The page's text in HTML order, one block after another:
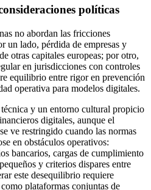
políticas
no abordan las fricciones
un lado, pérdida de empresas y
otras capitales europeas; por otro,
en jurisdicciones con controles
equilibrio entre rigor en prevención
operativa para modelos digitales.
y un entorno cultural propicio
digitales, aunque el
ve restringido cuando las normas
en obstáculos operativos:
bancarios, cargas de cumplimiento
y criterios dispares entre
este desequilibrio requiere
plataformas conjuntas de